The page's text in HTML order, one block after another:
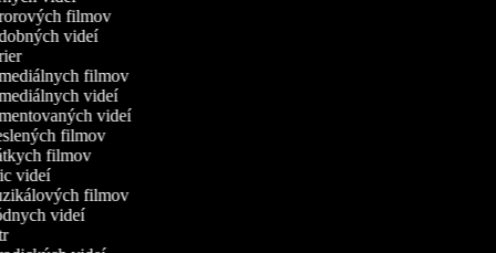
filmov
videí
filmov
videí
videí
filmov
filmov
videí
filmov
videí